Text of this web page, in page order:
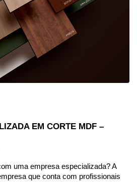
EM CORTE MDF –
uma empresa especializada? A
que conta com profissionais